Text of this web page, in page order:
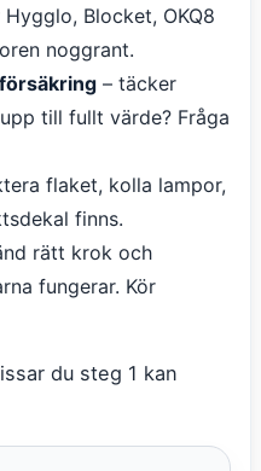
Blocket, OKQ8
noggrant.
– täcker
till fullt värde? Fråga
flaket, kolla lampor,
finns.
rätt krok och
fungerar. Kör
du steg 1 kan